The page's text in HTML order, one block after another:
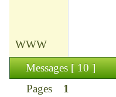
WWW
Messages [ 10 ]
Pages
1